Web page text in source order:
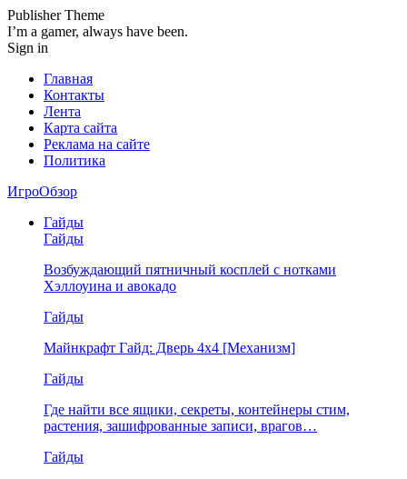
Publisher Theme
I’m a gamer, always have been.
Sign in
Главная
Контакты
Лента
Карта сайта
Реклама на сайте
Политика
ИгроОбзор
Гайды
Гайды
Возбуждающий пятничный косплей с нотками
Хэллоуина и авокадо
Гайды
Майнкрафт Гайд: Дверь 4х4 [Механизм]
Гайды
Где найти все ящики, секреты, контейнеры стим,
растения, зашифрованные записи, врагов…
Гайды